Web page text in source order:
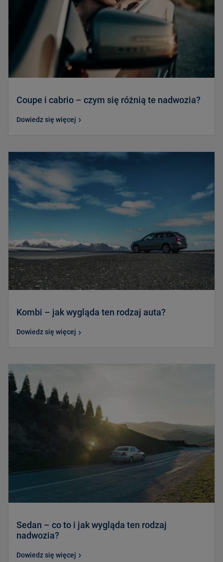
Coupe i cabrio – czym się różnią te nadwozia?
Dowiedz się więcej
Kombi – jak wygląda ten rodzaj auta?
Dowiedz się więcej
Sedan – co to i jak wygląda ten rodzaj
nadwozia?
Dowiedz się więcej